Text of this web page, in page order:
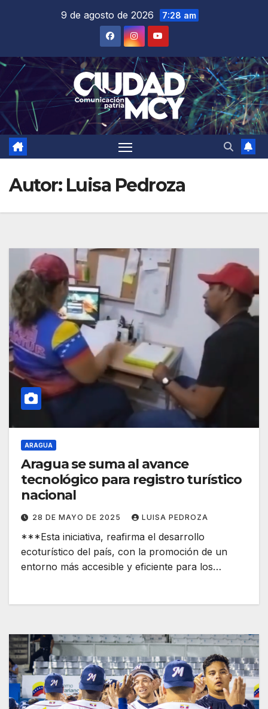
9 de agosto de 2026 7:28 am
Autor: Luisa Pedroza
ARAGUA
Aragua se suma al avance
tecnológico para registro turístico
nacional
28 DE MAYO DE 2025 LUISA PEDROZA
***Esta iniciativa, reafirma el desarrollo
ecoturístico del país, con la promoción de un
entorno más accesible y eficiente para los…